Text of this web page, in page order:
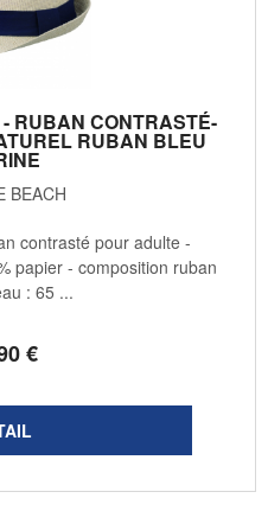
RUBAN CONTRASTÉ-
RUBAN BLEU
BEACH
€
contrasté pour adulte -
papier - composition ruban
: 65 ...